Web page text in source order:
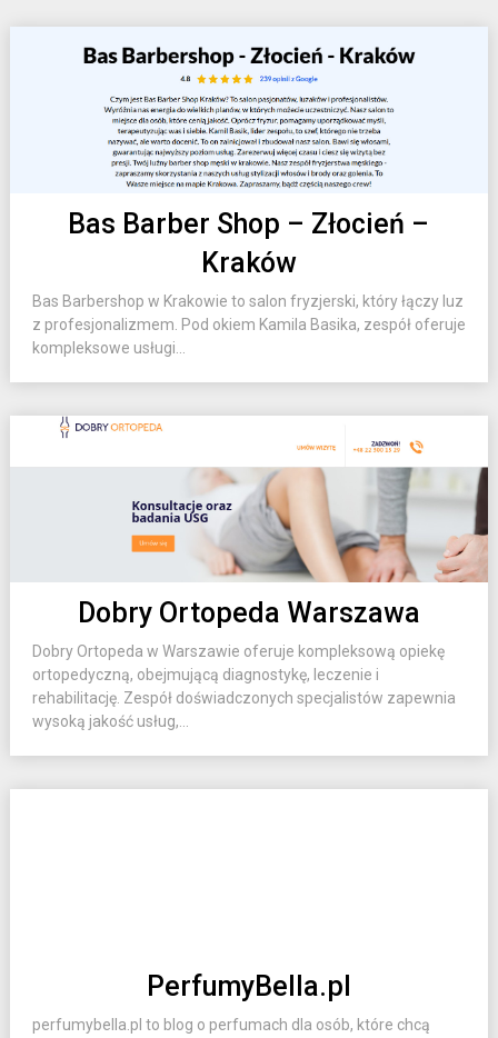
Bas Barber Shop – Złocień –
Kraków
Bas Barbershop w Krakowie to salon fryzjerski, który łączy luz
z profesjonalizmem. Pod okiem Kamila Basika, zespół oferuje
kompleksowe usługi...
Dobry Ortopeda Warszawa
Dobry Ortopeda w Warszawie oferuje kompleksową opiekę
ortopedyczną, obejmującą diagnostykę, leczenie i
rehabilitację. Zespół doświadczonych specjalistów zapewnia
wysoką jakość usług,...
PerfumyBella.pl
perfumybella.pl to blog o perfumach dla osób, które chcą